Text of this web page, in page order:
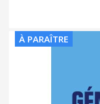
À PARAÎTRE